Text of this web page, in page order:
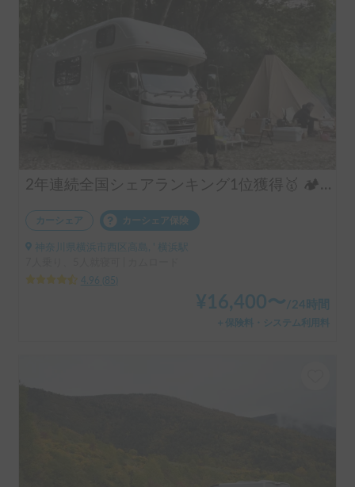
2年連続全国シェアランキング1位獲得🥇 🏕️フル装備のキャンピングカーで快適な家族旅行をお楽しみ下さい😆
カーシェア カーシェア保険
神奈川県横浜市西区高島, ' 横浜駅
4.96
85
¥ 16,400〜 /24時間
＋保険料・システム利用料